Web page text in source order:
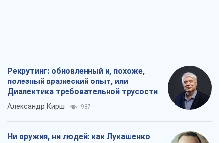
Рекрутинг: обновленный и, похоже,
полезный вражеский опыт, или
Диалектика требовательной трусости
Александр Кирш 987
Ни оружия, ни людей: как Лукашенко